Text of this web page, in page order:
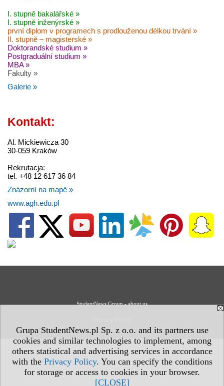
Grupa StudentNews.pl Sp. z o.o. and its partners use
cookies and similar technologies to implement, among
others statistical and advertising services in accordance
with the Privacy Policy. You can specify the conditions
for storage or access to cookies in your browser.
[CLOSE]
I. stupně bakalářské »
I. stupně inženýrské »
první diplom v programech s prodlouženou délkou trvání »
II. stupně – magisterské »
Doktorandské studium »
Postgraduální studium »
MBA »
Fakulty »
Galerie »
Kontakt:
Al. Mickiewicza 30
30-059 Kraków
Rekrutacja:
tel. +48 12 617 36 84
Znázorní na mapě »
www.agh.edu.pl
StudentNews Group - about us